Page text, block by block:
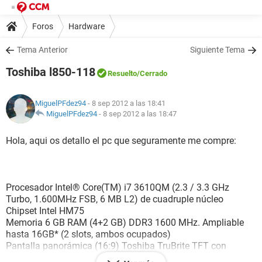
Foros Hardware
Tema Anterior Siguiente Tema
Toshiba l850-118 Resuelto/Cerrado
MiguelPFdez94 - 8 sep 2012 a las 18:41
MiguelPFdez94 - 8 sep 2012 a las 18:47
Hola, aqui os detallo el pc que seguramente me compre:
Procesador Intel® Core(TM) i7 3610QM (2.3 / 3.3 GHz
Turbo, 1.600MHz FSB, 6 MB L2) de cuadruple núcleo
Chipset Intel HM75
Memoria 6 GB RAM (4+2 GB) DDR3 1600 MHz. Ampliable
hasta 16GB* (2 slots, ambos ocupados)
Pantalla panorámica (16:9) Toshiba TruBrite TFT con
tecnología LED de 15,6 " HD (39,6 cm), 1.366 x 768 , 200